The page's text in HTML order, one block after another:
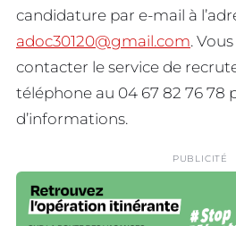
candidature par e-mail à
adoc30120@gmail.com.
contacter le service de
téléphone au 04 67 82 76 78
d’informations.
PUBLICITÉ